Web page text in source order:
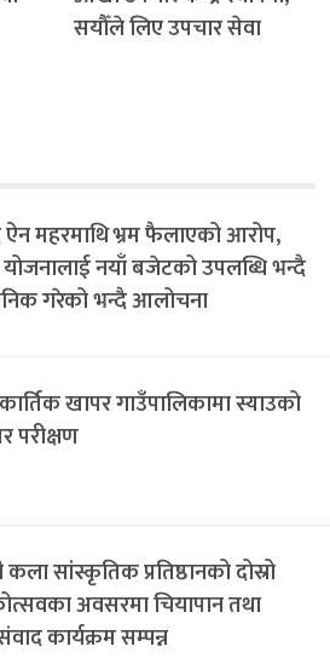
सयौँले लिए उपचार सेवा
महरमाथि भ्रम फैलाएको आरोप,
योजनालाई नयाँ बजेटको उपलब्धि भन्दै
गरेको भन्दै आलोचना
खापर गाउँपालिकामा स्याउको
परीक्षण
सांस्कृतिक प्रतिष्ठानको दोस्रो
अवसरमा चियापान तथा
कार्यक्रम सम्पन्न